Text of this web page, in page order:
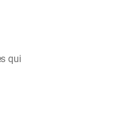
qui